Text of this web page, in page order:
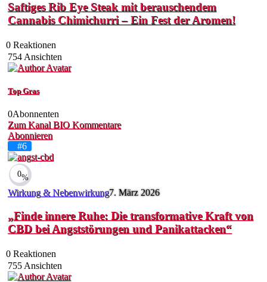
Saftiges Rib Eye Steak mit berauschendem
Cannabis Chimichurri – Ein Fest der Aromen!
0 Reaktionen
754 Ansichten
Top Gras
0Abonnenten
Zum Kanal BIO Kommentare
Abonnieren
#6
0%
Wirkung & Nebenwirkung7. März 2026
„Finde innere Ruhe: Die transformative Kraft von
CBD bei Angststörungen und Panikattacken“
0 Reaktionen
755 Ansichten